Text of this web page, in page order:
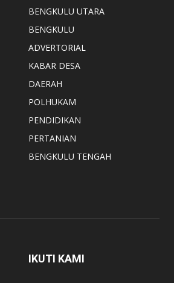
BENGKULU UTARA
BENGKULU
ADVERTORIAL
KABAR DESA
DAERAH
POLHUKAM
PENDIDIKAN
PERTANIAN
BENGKULU TENGAH
IKUTI KAMI